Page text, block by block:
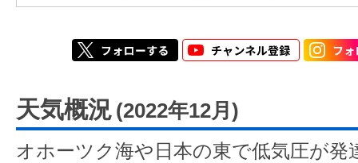
天気概況 (2022年12月)
オホーツク海や日本の東で低気圧が発